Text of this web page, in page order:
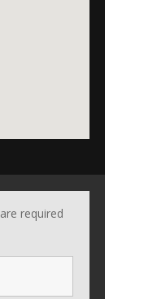
are required